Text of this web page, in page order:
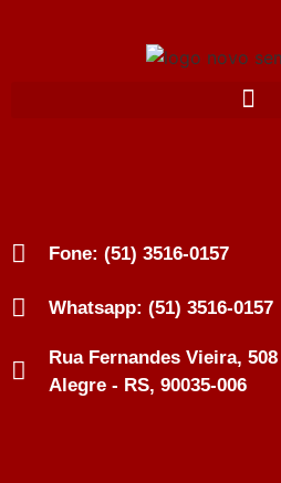
Fone: (51) 3516-0157
Whatsapp: (51) 3516-0157
Rua Fernandes Vieira,
Alegre - RS, 90035-006